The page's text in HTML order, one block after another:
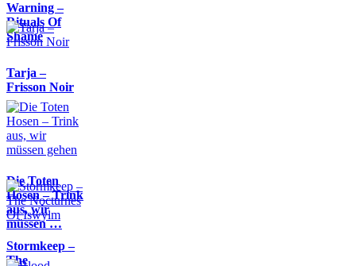
Warning –
Rituals Of
Shame
Tarja –
Frisson Noir
Die Toten
Hosen – Trink
aus, wir
müssen …
Stormkeep –
The